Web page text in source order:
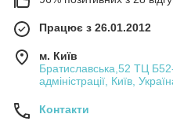
Працює з 26.01.2012
м. Київ
Братиславська,52 ТЦ
адміністрації, Київ,
Контакти